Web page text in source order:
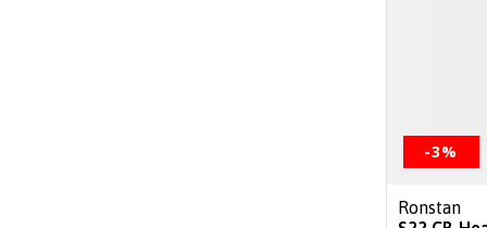
-3%
Ronstan